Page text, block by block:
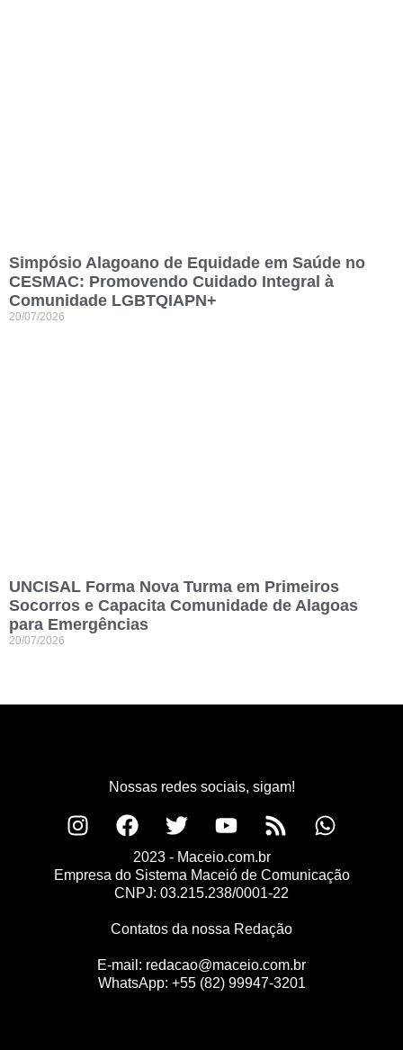
Simpósio Alagoano de Equidade em Saúde no
CESMAC: Promovendo Cuidado Integral à
Comunidade LGBTQIAPN+
20/07/2026
UNCISAL Forma Nova Turma em Primeiros
Socorros e Capacita Comunidade de Alagoas
para Emergências
20/07/2026
Nossas redes sociais, sigam!
2023 - Maceio.com.br
Empresa do Sistema Maceió de Comunicação
CNPJ: 03.215.238/0001-22
Contatos da nossa Redação
E-mail: redacao@maceio.com.br
WhatsApp: +55 (82) 99947-3201